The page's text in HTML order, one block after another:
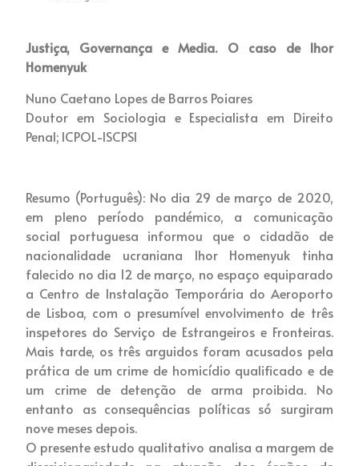
Justiça, Governança e Media. O caso de Ihor
Homenyuk
Nuno Caetano Lopes de Barros Poiares
Doutor em Sociologia e Especialista em Direito
Penal; ICPOL-ISCPSI
Resumo (Português): No dia 29 de março de 2020,
em pleno período pandémico, a comunicação
social portuguesa informou que o cidadão de
nacionalidade ucraniana Ihor Homenyuk tinha
falecido no dia 12 de março, no espaço equiparado
a Centro de Instalação Temporária do Aeroporto
de Lisboa, com o presumível envolvimento de três
inspetores do Serviço de Estrangeiros e Fronteiras.
Mais tarde, os três arguidos foram acusados pela
prática de um crime de homicídio qualificado e de
um crime de detenção de arma proibida. No
entanto as consequências políticas só surgiram
nove meses depois.
O presente estudo qualitativo analisa a margem de